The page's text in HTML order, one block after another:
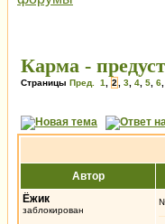
Карма -
Страницы Пред. 1 2 3 4 5 6
Автор
Ёжик
заблокирован